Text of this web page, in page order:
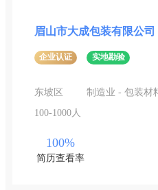
眉山市大成包装有限公司
企业认证 实地勘验
东坡区
制造业 - 包装材
100-1000人
100%
简历查看率